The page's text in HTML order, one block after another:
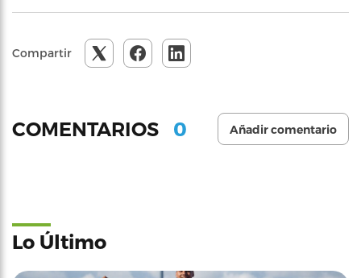
Compartir
COMENTARIOS 0 Añadir comentario
Lo Último